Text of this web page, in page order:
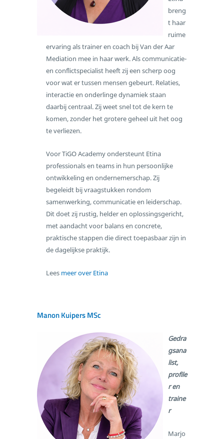
breng
t haar
ruime
ervaring als trainer en coach bij Van der Aar
Mediation mee in haar werk. Als communicatie-
en conflictspecialist heeft zij een scherp oog
voor wat er tussen mensen gebeurt. Relaties,
interactie en onderlinge dynamiek staan
daarbij centraal. Zij weet snel tot de kern te
komen, zonder het grotere geheel uit het oog
te verliezen.
Voor TiGO Academy ondersteunt Etina
professionals en teams in hun persoonlijke
ontwikkeling en ondernemerschap. Zij
begeleidt bij vraagstukken rondom
samenwerking, communicatie en leiderschap.
Dit doet zij rustig, helder en oplossingsgericht,
met aandacht voor balans en concrete,
praktische stappen die direct toepasbaar zijn in
de dagelijkse praktijk.
Lees meer over Etina
Manon Kuipers MSc
Gedra
gsana
list,
profile
r en
traine
r
Marjo